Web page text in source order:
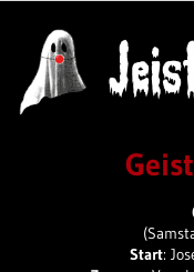
content
Start: